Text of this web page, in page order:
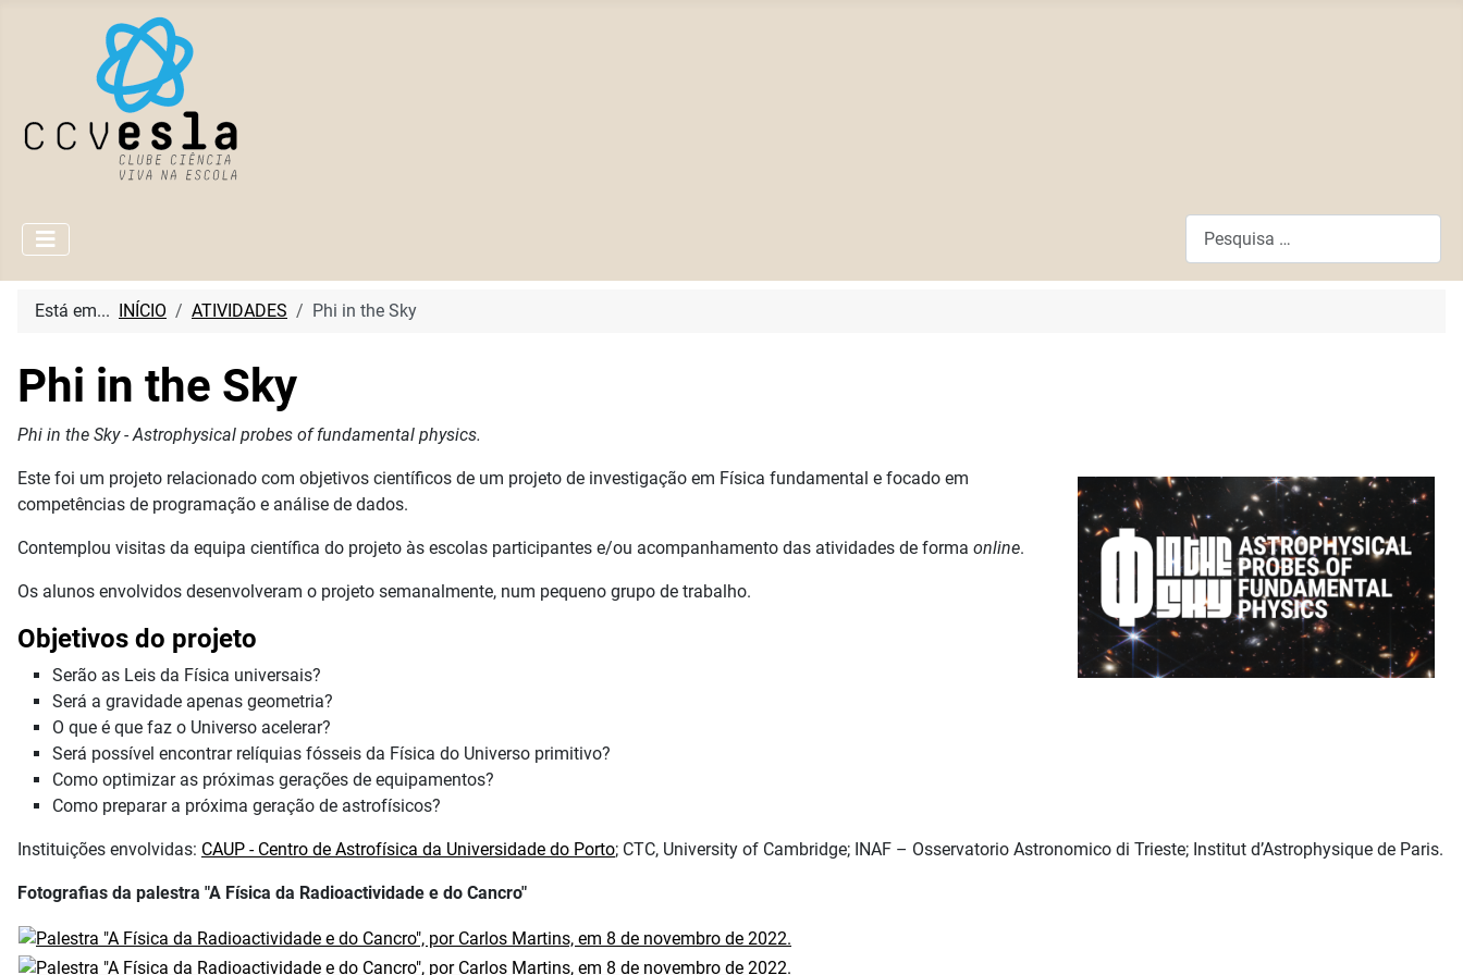
Está em... INÍCIO ATIVIDADES Phi in the Sky
Phi in the Sky
Phi in the Sky - Astrophysical probes of fundamental physics.
Este foi um projeto relacionado com objetivos científicos de um projeto de investigação em Física fundamental e focado em
competências de programação e análise de dados.
Contemplou visitas da equipa científica do projeto às escolas participantes e/ou acompanhamento das atividades de forma online.
Os alunos envolvidos desenvolveram o projeto semanalmente, num pequeno grupo de trabalho.
Objetivos do projeto
Serão as Leis da Física universais?
Será a gravidade apenas geometria?
O que é que faz o Universo acelerar?
Será possível encontrar relíquias fósseis da Física do Universo primitivo?
Como optimizar as próximas gerações de equipamentos?
Como preparar a próxima geração de astrofísicos?
Instituições envolvidas: CAUP - Centro de Astrofísica da Universidade do Porto; CTC, University of Cambridge; INAF – Osservatorio Astronomico di Trieste; Institut d’Astrophysique de Paris.
Fotografias da palestra "A Física da Radioactividade e do Cancro"